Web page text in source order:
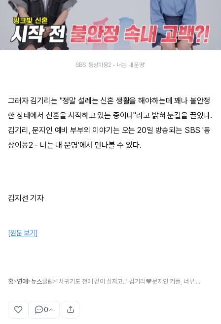
SBS '동상이몽2 - 너는 내 운명'
그러자 김기리는 "정말 설레는 신혼 생활을 해야하는데 꽤나 불안정
한 상태에서 신혼을 시작하고 있는 중이다"라고 밝혀 눈길을 끌었다.
김기리, 문지인 예비 부부의 이야기는 오는 20일 방송되는 SBS '동
상이몽2 - 너는 내 운명'에서 만나볼 수 있다.
김지선 기자
[원문 보기]
홈>연예 >뉴스클립> "사귀기도 전에 같이 살자고.." 김기리♥문지인 커플, 너무 놀라운 러브스토리 모두 공개했다 (+첫 만남)
0